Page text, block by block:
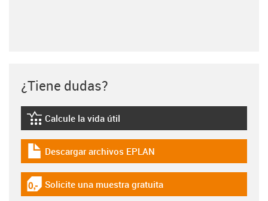
¿Tiene dudas?
igus-icon-lebensdauerrechner
Calcule la vida útil
igus-icon-download-plan
Descargar archivos EPLAN
igus-icon-gratismuster
Solicite una muestra gratuita